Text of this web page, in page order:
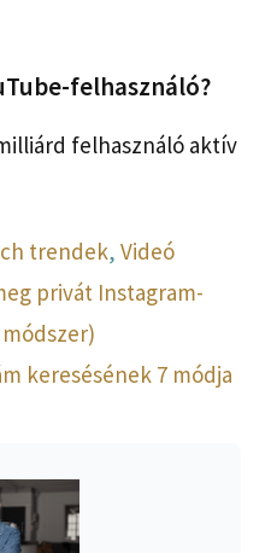
felhasználó?
felhasználó aktív
trendek,Videó
privát Instagram-
keresésének 7 módja